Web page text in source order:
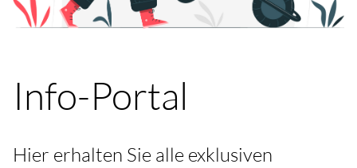
Info-Portal
Hier erhalten Sie alle exklusiven